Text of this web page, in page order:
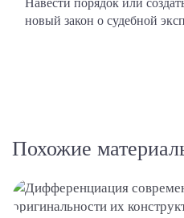
Навести порядок или
новый закон о судебной
Похожие